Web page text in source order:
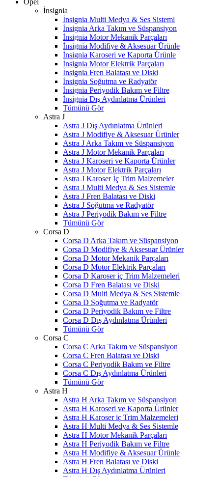
Opel
İnsignia
İnsignia Multi Medya & Ses Sisteml
İnsignia Arka Takım ve Süspansiyon
İnsignia Motor Mekanik Parçaları
İnsignia Modifiye & Aksesuar Ürünle
İnsignia Karoseri ve Kaporta Ürünle
İnsignia Motor Elektrik Parçaları
İnsignia Fren Balatası ve Diski
İnsignia Soğutma ve Radyatör
İnsignia Periyodik Bakım ve Filtre
İnsignia Dış Aydınlatma Ürünleri
Tümünü Gör
Astra J
Astra J Dış Aydınlatma Ürünleri
Astra J Modifiye & Aksesuar Ürünler
Astra J Arka Takım ve Süspansiyon
Astra J Motor Mekanik Parçaları
Astra J Karoseri ve Kaporta Ürünler
Astra J Motor Elektrik Parçaları
Astra J Karoser İç Trim Malzemeler
Astra J Multi Medya & Ses Sistemle
Astra J Fren Balatası ve Diski
Astra J Soğutma ve Radyatör
Astra J Periyodik Bakım ve Filtre
Tümünü Gör
Corsa D
Corsa D Arka Takım ve Süspansiyon
Corsa D Modifiye & Aksesuar Ürünler
Corsa D Motor Mekanik Parçaları
Corsa D Motor Elektrik Parçaları
Corsa D Karoser iç Trim Malzemeleri
Corsa D Fren Balatası ve Diski
Corsa D Multi Medya & Ses Sistemle
Corsa D Soğutma ve Radyatör
Corsa D Periyodik Bakım ve Filtre
Corsa D Dış Aydınlatma Ürünleri
Tümünü Gör
Corsa C
Corsa C Arka Takım ve Süspansiyon
Corsa C Fren Balatası ve Diski
Corsa C Periyodik Bakım ve Filtre
Corsa C Dış Aydınlatma Ürünleri
Tümünü Gör
Astra H
Astra H Arka Takım ve Süspansiyon
Astra H Karoseri ve Kaporta Ürünler
Astra H Karoser iç Trim Malzemeleri
Astra H Multi Medya & Ses Sistemle
Astra H Motor Mekanik Parçaları
Astra H Periyodik Bakım ve Filtre
Astra H Modifiye & Aksesuar Ürünle
Astra H Fren Balatası ve Diski
Astra H Dış Aydınlatma Ürünleri